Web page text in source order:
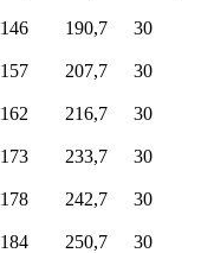
146 190,7 30
157 207,7 30
162 216,7 30
173 233,7 30
178 242,7 30
184 250,7 30